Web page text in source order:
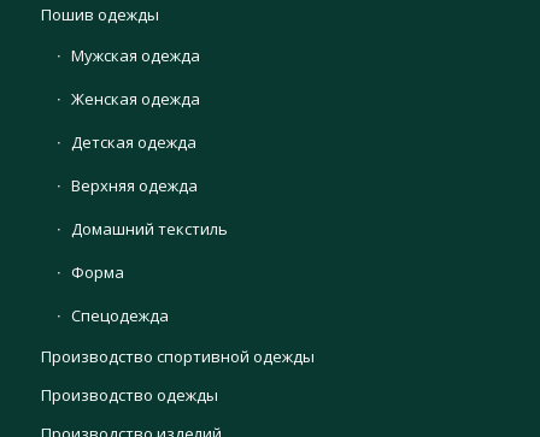
Пошив одежды
Мужская одежда
Женская одежда
Детская одежда
Верхняя одежда
Домашний текстиль
Форма
Спецодежда
Производство спортивной одежды
Производство одежды